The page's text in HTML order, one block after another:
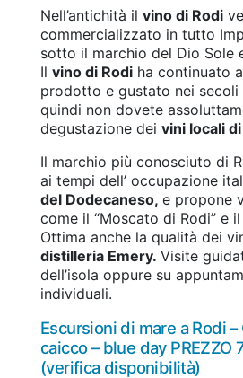
Nell’antichità il vino di Rodi
commercializzato in tutto
sotto il marchio del Dio Sole
Il vino di Rodi ha continuato
prodotto e gustato nei
quindi non dovete
degustazione dei vini locali
Il marchio più conosciuto di
ai tempi dell’ occupazione
del Dodecaneso, e propone
come il “Moscato di Rodi” e il
Ottima anche la qualità dei
distilleria Emery. Visite
dell’isola oppure su
individuali.
Escursioni di mare a Rodi
caicco – blue day PREZZO
(verifica disponibilità)